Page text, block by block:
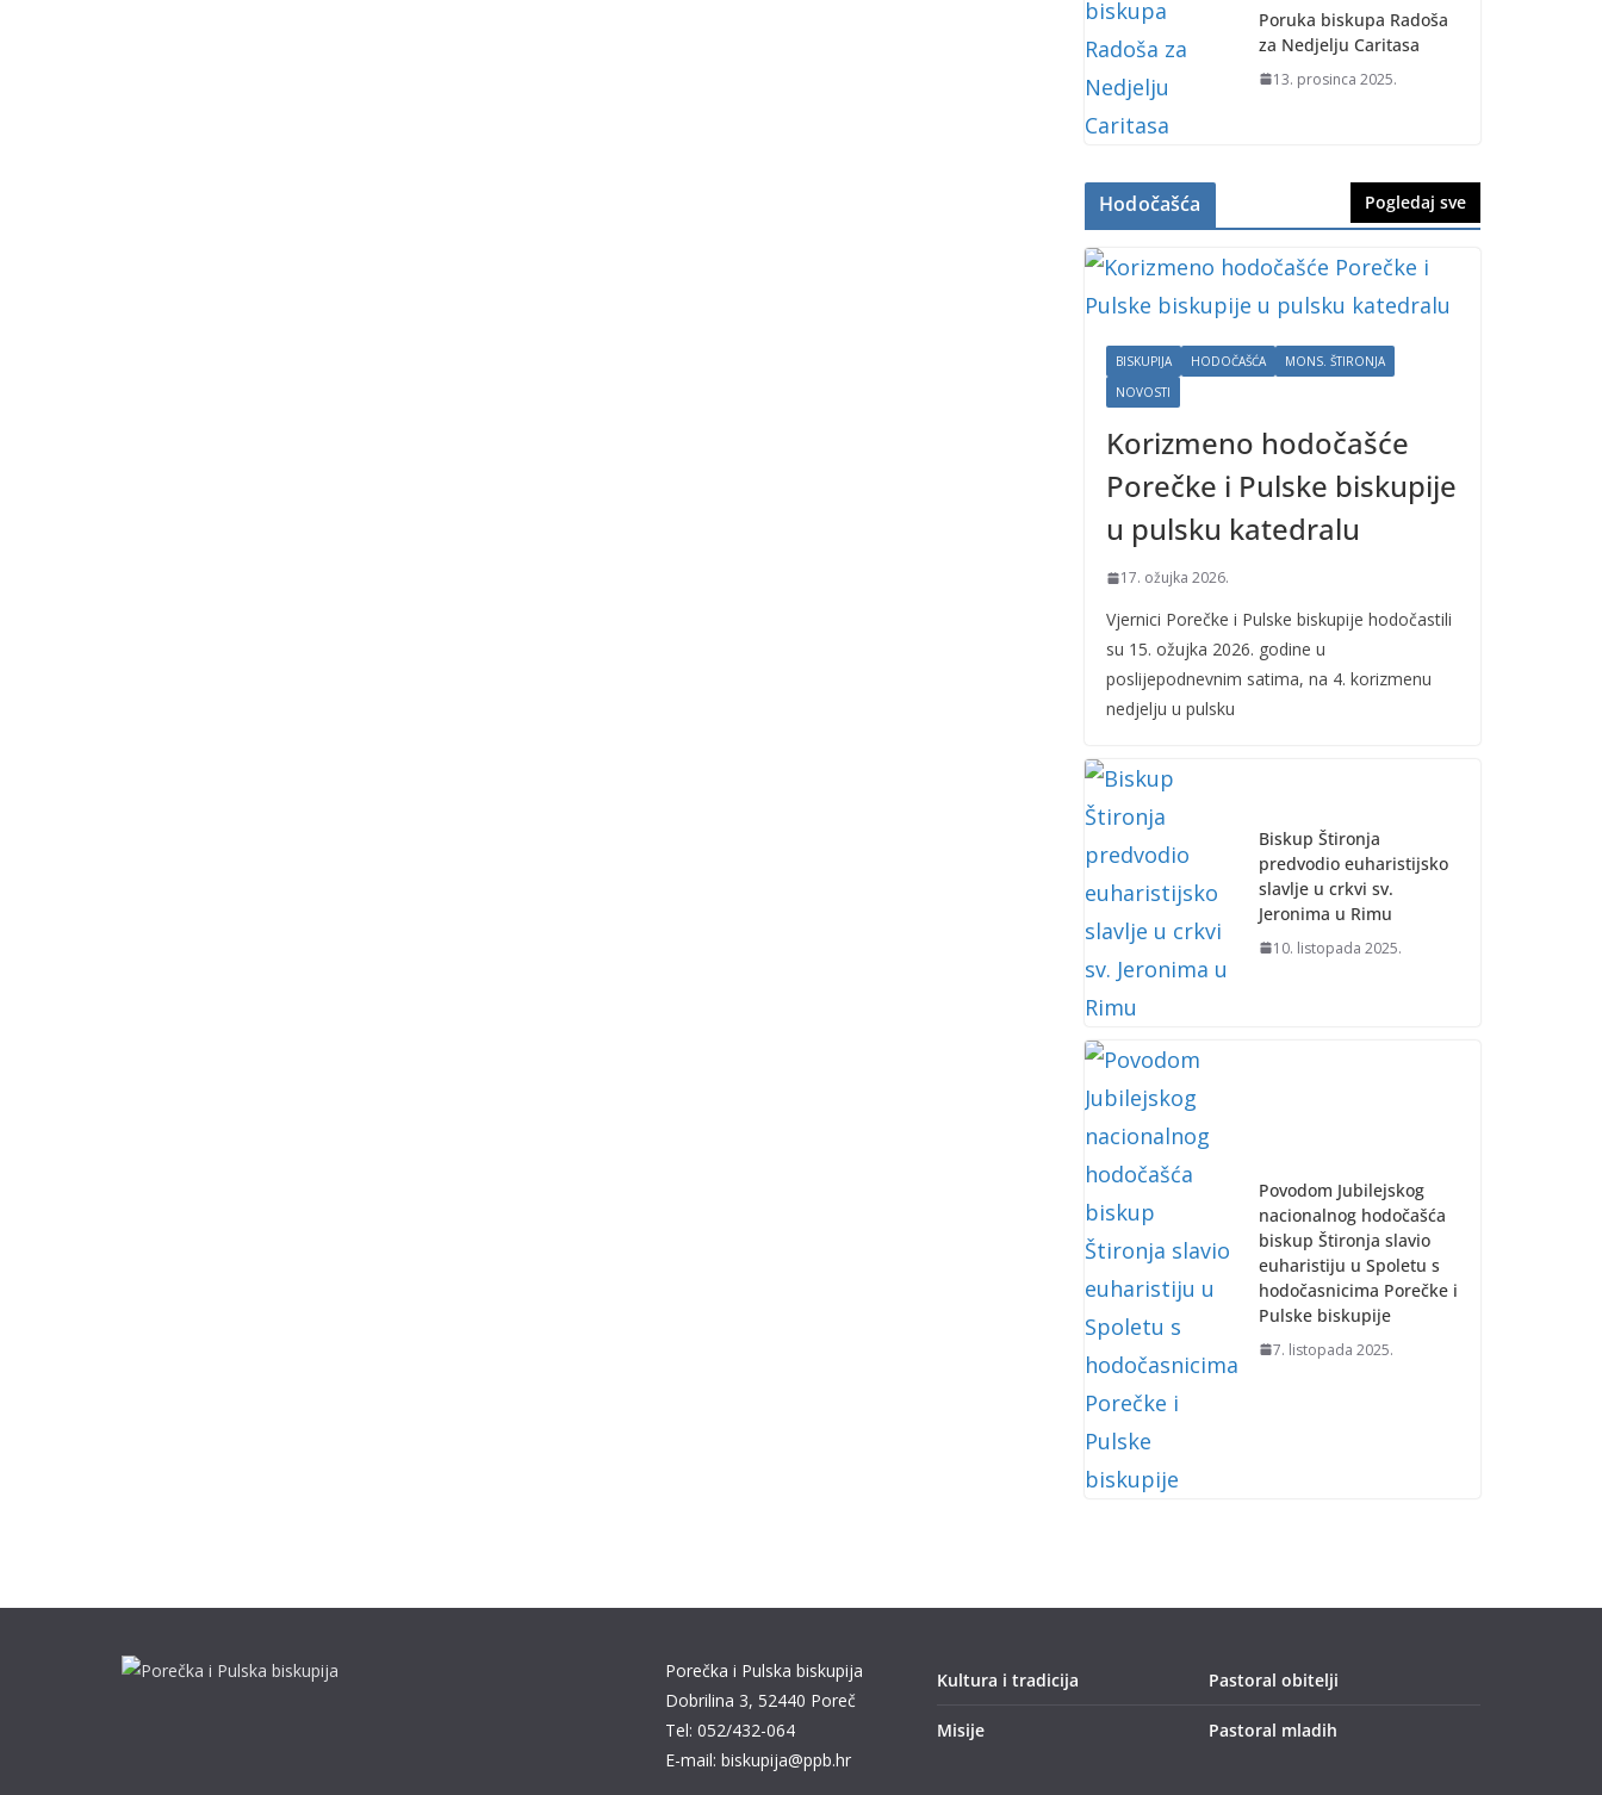
Poruka biskupa Radoša
za Nedjelju Caritasa
13. prosinca 2025.
Hodočašća Pogledaj sve
BISKUPIJA HODOČAŠĆA
MONS. ŠTIRONJA
NOVOSTI
Korizmeno hodočašće
Porečke i Pulske biskupije
u pulsku katedralu
17. ožujka 2026.
Vjernici Porečke i Pulske biskupije hodočastili
su 15. ožujka 2026. godine u
poslijepodnevnim satima, na 4. korizmenu
nedjelju u pulsku
Biskup Štironja
predvodio euharistijsko
slavlje u crkvi sv.
Jeronima u Rimu
10. listopada 2025.
Povodom Jubilejskog
nacionalnog hodočašća
biskup Štironja slavio
euharistiju u Spoletu s
hodočasnicima Porečke i
Pulske biskupije
7. listopada 2025.
Porečka i Pulska biskupija
Dobrilina 3, 52440 Poreč
Tel: 052/432-064
E-mail: biskupija@ppb.hr
Kultura i tradicija
Misije
Pastoral obitelji
Pastoral mladih